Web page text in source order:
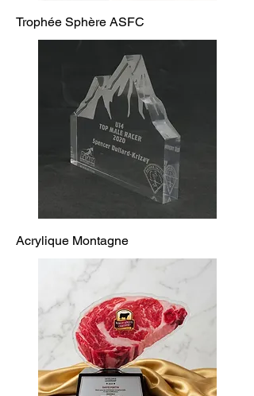
Trophée Sphère ASFC
Acrylique Montagne